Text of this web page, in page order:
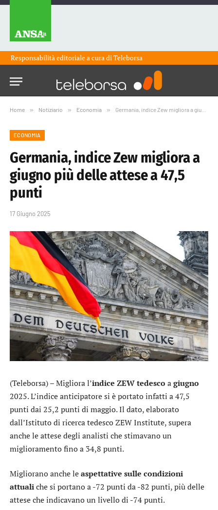
Responsabilità editoriale a cura diTeleborsa
Home » Notiziario » Economia » Germania, indice Zew migliora a giugno più delle attese a 47,5 punti
ECONOMIA
Germania, indice Zew migliora a
giugno più delle attese a 47,5
punti
17 Giugno 2025
(Teleborsa) – Migliora l’indice ZEW tedesco agiugno
2025. L’indice anticipatore si è portato infatti a 47,5
punti dai 25,2 punti di maggio. Il dato, elaborato
dall’Istituto di ricerca tedesco ZEW Institute, supera
anche le attese degli analisti che stimavano un
miglioramento fino a 34,8 punti.
Migliorano anche leaspettative sulle condizioni
attualiche si portano a -72 punti da -82 punti, più delle
attese che indicavano un livello di -74 punti.